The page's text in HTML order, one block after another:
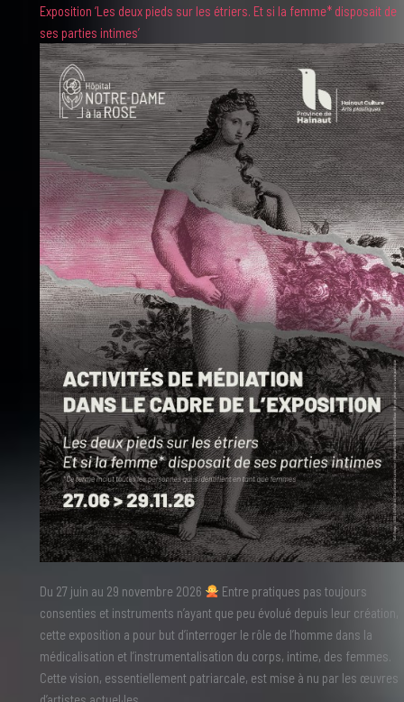
Exposition ‘Les deux pieds sur les étriers. Et si la femme* disposait de
ses parties intimes’
Du 27 juin au 29 novembre 2026
Entre pratiques pas toujours
consenties et instruments n’ayant que peu évolué depuis leur création,
cette exposition a pour but d’interroger le rôle de l’homme dans la
médicalisation et l’instrumentalisation du corps, intime, des femmes.
Cette vision, essentiellement patriarcale, est mise à nu par les œuvres